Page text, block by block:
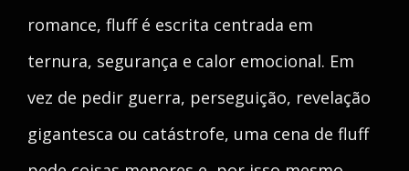
romance, fluff é escrita centrada em
ternura, segurança e calor emocional. Em
vez de pedir guerra, perseguição, revelação
gigantesca ou catástrofe, uma cena de fluff